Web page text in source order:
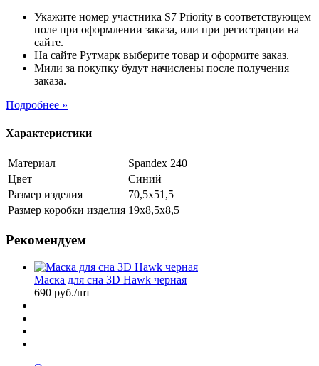
Укажите номер участника S7 Priority в соответствующем
поле при оформлении заказа, или при регистрации на
сайте.
На сайте Рутмарк выберите товар и оформите заказ.
Мили за покупку будут начислены после получения
заказа.
Подробнее »
Характеристики
Материал
Spandex 240
Цвет
Синий
Размер изделия
70,5х51,5
Размер коробки изделия 19х8,5х8,5
Рекомендуем
Маска для сна 3D Hawk черная
690 руб./шт